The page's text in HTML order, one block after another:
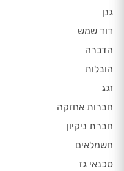
גנן
דוד שמש
הדברה
הובלות
זגג
חברות אחזקה
חברת ניקיון
חשמלאים
טכנאי גז